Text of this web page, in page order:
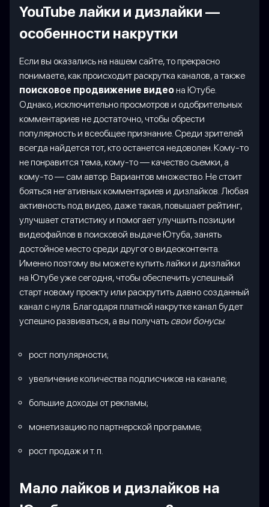
YouTube лайки и дизлайки —
особенности накрутки
Если вы оказались на нашем сайте, то прекрасно
понимаете, как происходит раскрутка каналов, а также
поисковое продвижение видеона Ютубе.
Однако, исключительно просмотров и одобрительных
комментариев не достаточно, чтобы обрести
популярность и всеобщее признание. Среди зрителей
всегда найдется тот, кто останется недоволен. Кому-то
не понравится тема, кому-то — качество сьемки, а
кому-то — сам автор. Вариантов множество. Не стоит
бояться негативных комментариев и дизлайков. Любая
активность под видео, даже такая, повышает рейтинг,
улучшает статистику и помогает улучшить позиции
видеофайлов в поисковой выдаче Ютуба, занять
достойное место среди другого видеоконтента.
Именно поэтому вы можете купить лайки и дизлайки
на Ютубе уже сегодня, чтобы обеспечить успешный
старт новому проекту или раскрутить давно созданный
канал с нуля. Благодаря платной накрутке канал будет
успешно развиваться, а вы получать свои бонусы:
рост популярности;
увеличение количества подписчиков на канале;
большие доходы от рекламы;
монетизацию по партнерской программе;
рост продаж и т. п.
Мало лайков и дизлайков на